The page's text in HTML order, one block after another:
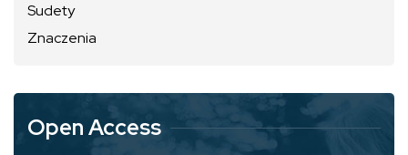
Sudety
Znaczenia
Open Access